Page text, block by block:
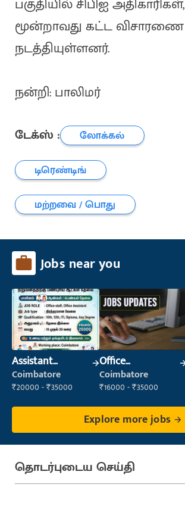
பகுதியில் சிபிஐ அதிகாரிகள்,
மூன்றாவது கட்ட விசாரணை
நடத்தியுள்ளனர்.
நன்றி: பாலிமர்
டேக்ஸ் :
லோக்கல்
டிரெண்டிங்
மற்றவை / பொது
Jobs near you
Assistant
Manager
Coimbatore
₹20000 - ₹35000
Office
Administrator
Coimbatore
₹16000 - ₹35000
Explore more jobs
தொடர்புடைய செய்தி